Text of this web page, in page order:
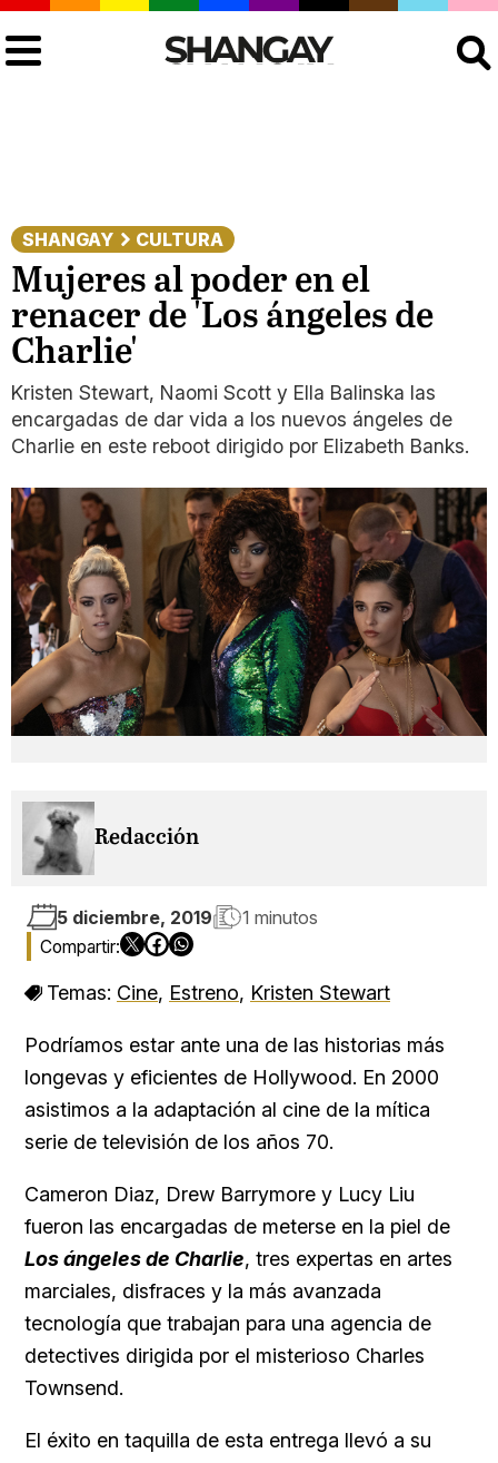
SHANGAY CULTURA
Mujeres al poder en el
renacer de 'Los ángeles de
Charlie'
Kristen Stewart, Naomi Scott y Ella Balinska las
encargadas de dar vida a los nuevos ángeles de
Charlie en este reboot dirigido por Elizabeth Banks.
Redacción
5 diciembre, 2019 1 minutos
Temas: Cine, Estreno, Kristen Stewart
Podríamos estar ante una de las historias más
longevas y eficientes de Hollywood. En 2000
asistimos a la adaptación al cine de la mítica
serie de televisión de los años 70.
Cameron Diaz, Drew Barrymore y Lucy Liu
fueron las encargadas de meterse en la piel de
Los ángeles de Charlie, tres expertas en artes
marciales, disfraces y la más avanzada
tecnología que trabajan para una agencia de
detectives dirigida por el misterioso Charles
Townsend.
El éxito en taquilla de esta entrega llevó a su